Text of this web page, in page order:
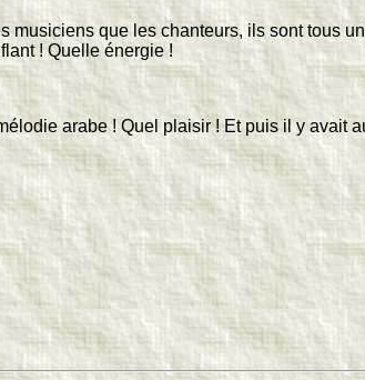
musiciens que les chanteurs, ils sont tous
! Quelle énergie !
arabe ! Quel plaisir ! Et puis il y avait